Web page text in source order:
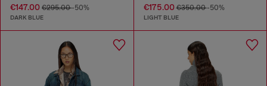
€147.00 €295.00-50%
DARK BLUE
€175.00€350.00-50%
LIGHT BLUE